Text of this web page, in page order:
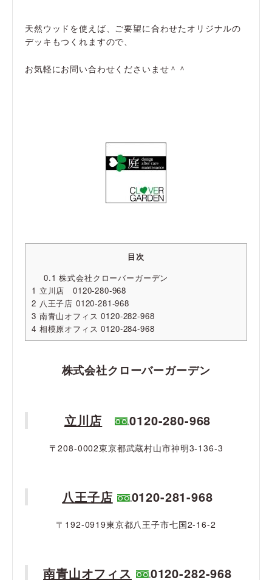
天然ウッドを使えば、ご要望に合わせたオリジナルの
デッキもつくれますので、
お気軽にお問い合わせくださいませ＾＾
目次
0.1 株式会社クローバーガーデン
1 立川店 0120-280-968
2 八王子店 0120-281-968
3 南青山オフィス 0120-282-968
4 相模原オフィス 0120-284-968
株式会社クローバーガーデン
立川店 0120-280-968
〒208-0002東京都武蔵村山市神明3-136-3
八王子店 0120-281-968
〒192-0919東京都八王子市七国2-16-2
南青山オフィス 0120-282-968